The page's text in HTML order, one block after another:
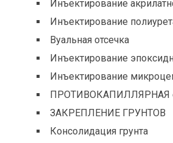
Инъектирование
Инъектирование
Вуальная отсечка
Инъектирование
Инъектирование
ПРОТИВОКАПИЛЛЯРНАЯ
ЗАКРЕПЛЕНИЕ ГРУНТОВ
Консолидация грунта